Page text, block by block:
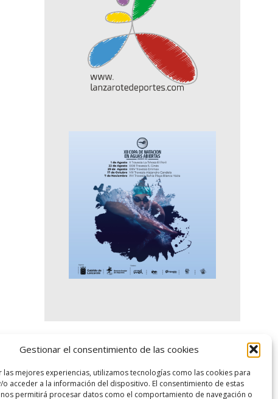
Gestionar el consentimiento de las cookies
las mejores experiencias, utilizamos tecnologías como las cookies para
o acceder a la información del dispositivo. El consentimiento de estas
permitirá procesar datos como el comportamiento de navegación o
logo SID